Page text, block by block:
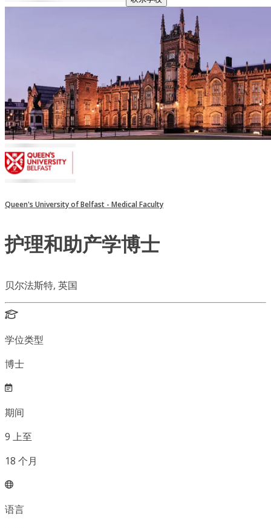
Queen's University of Belfast - Medical Faculty
护理和助产学博士
贝尔法斯特, 英国
学位类型
博士
期间
9 上至
18 个月
语言